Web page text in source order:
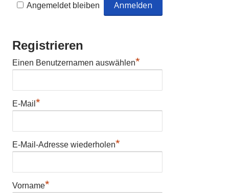
Angemeldet bleiben
Registrieren
Einen Benutzernamen auswählen*
E-Mail *
E-Mail-Adresse wiederholen*
Vorname*